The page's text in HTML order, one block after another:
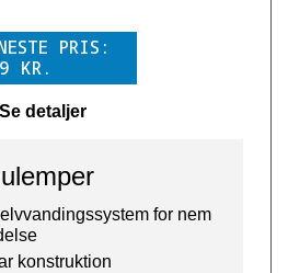
for nem
konstruktion
PRIS:
KR.
Se detaljer